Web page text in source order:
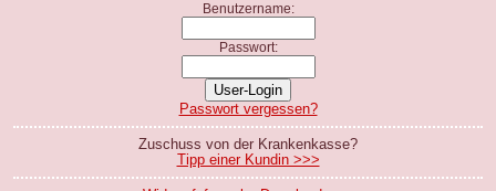
Benutzername:
Passwort:
Passwort vergessen?
Zuschuss von der Krankenkasse?
Tipp einer Kundin >>>